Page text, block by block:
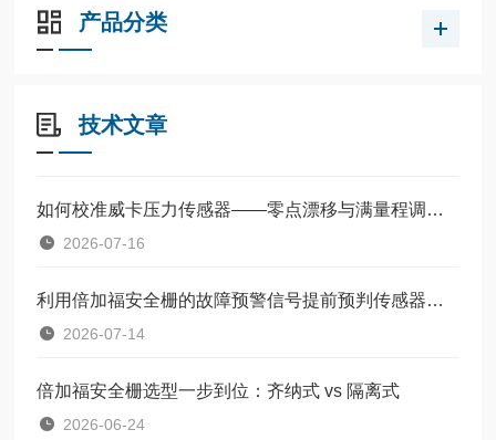
产品分类
技术文章
如何校准威卡压力传感器——零点漂移与满量程调整教程
2026-07-16
利用倍加福安全栅的故障预警信号提前预判传感器失效
2026-07-14
倍加福安全栅选型一步到位：齐纳式 vs 隔离式
2026-06-24